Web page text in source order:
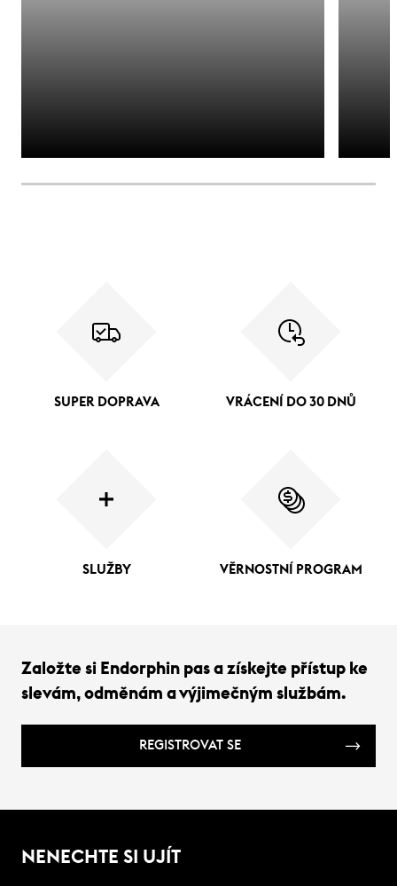
SUPER DOPRAVA VRÁCENÍ DO 30 DNŮ
SLUŽBY VĚRNOSTNÍ PROGRAM
Založte si Endorphin pas a získejte přístup ke
slevám, odměnám a výjimečným službám.
REGISTROVAT SE
NENECHTE SI UJÍT